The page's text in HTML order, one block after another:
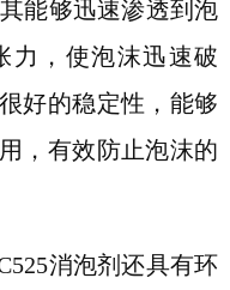
能够迅速渗透到泡
力，使泡沫迅速破
好的稳定性，能够
，有效防止泡沫的
消泡剂还具有环